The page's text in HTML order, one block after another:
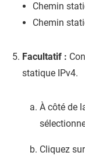
Chemin
Chemin
Facultatif :
statique IPv4.
À côté de
Cliquez sur